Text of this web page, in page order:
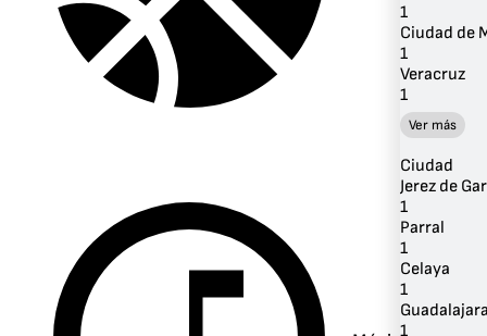
1
Ciudad de
1
Veracruz
1
Ver más
Ciudad
Jerez de
1
Parral
1
Celaya
1
1